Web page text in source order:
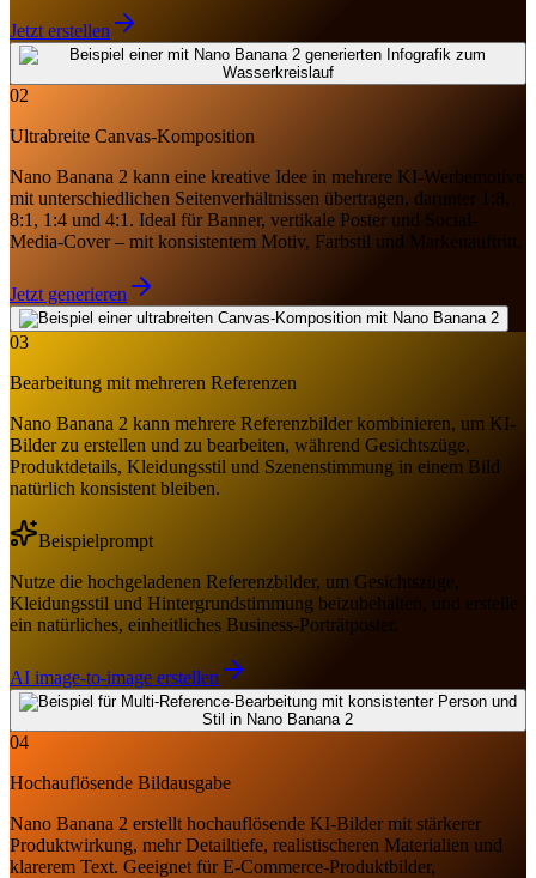
Jetzt erstellen
02
Ultrabreite Canvas-Komposition
Nano Banana 2 kann eine kreative Idee in mehrere KI-Werbemotive
mit unterschiedlichen Seitenverhältnissen übertragen, darunter 1:8,
8:1, 1:4 und 4:1. Ideal für Banner, vertikale Poster und Social-
Media-Cover – mit konsistentem Motiv, Farbstil und Markenauftritt.
Jetzt generieren
03
Bearbeitung mit mehreren Referenzen
Nano Banana 2 kann mehrere Referenzbilder kombinieren, um KI-
Bilder zu erstellen und zu bearbeiten, während Gesichtszüge,
Produktdetails, Kleidungsstil und Szenenstimmung in einem Bild
natürlich konsistent bleiben.
Beispielprompt
Nutze die hochgeladenen Referenzbilder, um Gesichtszüge,
Kleidungsstil und Hintergrundstimmung beizubehalten, und erstelle
ein natürliches, einheitliches Business-Porträtposter.
AI image-to-image erstellen
04
Hochauflösende Bildausgabe
Nano Banana 2 erstellt hochauflösende KI-Bilder mit stärkerer
Produktwirkung, mehr Detailtiefe, realistischeren Materialien und
klarerem Text. Geeignet für E-Commerce-Produktbilder,